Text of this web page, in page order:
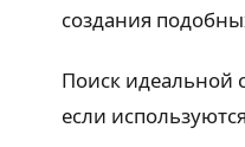
создания
Поиск идеальной
если